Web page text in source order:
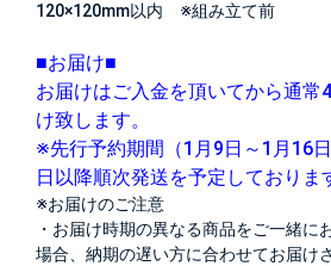
120×120mm以内 ※組み立て前
■お届け■
お届けはご入金を頂いてから通常
け致します。
※先行予約期間（1月9日～1月16
日以降順次発送を予定しておりま
※お届けのご注意
・お届け時期の異なる商品をご一緒に
場合、納期の遅い方に合わせてお届け